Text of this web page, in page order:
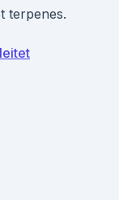
terpenes.